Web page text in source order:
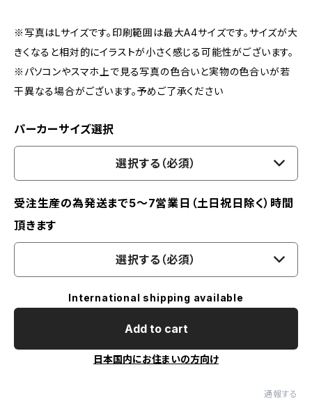
※写真はLサイズです。印刷範囲は最大A4サイズです。サイズが大
きくなると相対的にイラストが小さく感じる可能性がございます。
※パソコンやスマホ上で見る写真の色合いと実物の色合いが若
干異なる場合がございます。予めご了承ください
パーカーサイズ選択
選択する（必須）
受注生産の為発送まで5～7営業日（土日祝日除く）時間
頂きます
選択する（必須）
International shipping available
Add to cart
日本国内にお住まいの方向け
通報する